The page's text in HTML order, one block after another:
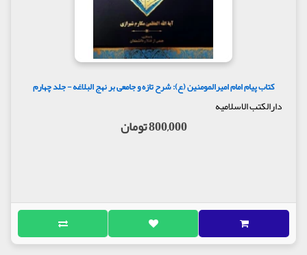
کتاب پیام امام امیرالمومنین (ع): شرح تازه و جامعی بر نهج البلاغه - جلد چهارم
دارالکتب الاسلامیه
800,000 تومان